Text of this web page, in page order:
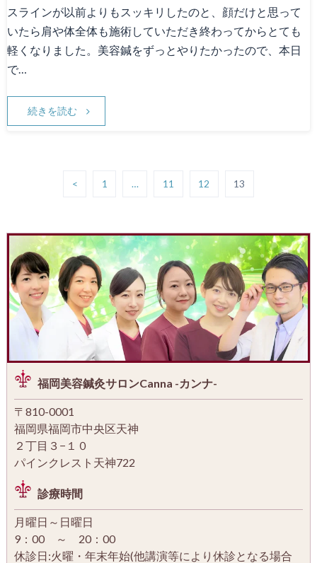
スラインが以前よりもスッキリしたのと、顔だけと思って
いたら肩や体全体も施術していただき終わってからとても
軽くなりました。美容鍼をずっとやりたかったので、本日
で…
続きを読む
< 1 … 11 12 13
福岡美容鍼灸サロンCanna -カンナ-
〒810-0001
福岡県福岡市中央区天神
２丁目３−１０
パインクレスト天神722
診療時間
月曜日～日曜日
9：00 ～ 20：00
休診日:火曜・年末年始(他講演等により休診となる場合